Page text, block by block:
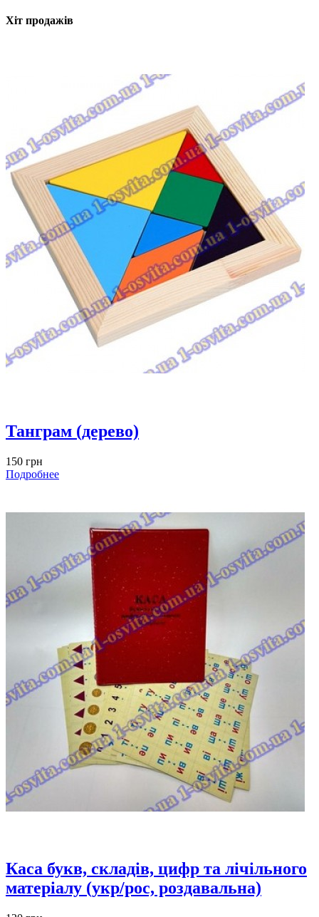
Хіт продажів
Танграм (дерево)
150 грн
Подробнее
Каса букв, складів, цифр та лічільного
матеріалу (укр/рос, роздавальна)